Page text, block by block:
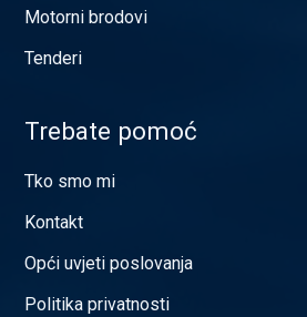
Motorni brodovi
Tenderi
Trebate pomoć
Tko smo mi
Kontakt
Opći uvjeti poslovanja
Politika privatnosti